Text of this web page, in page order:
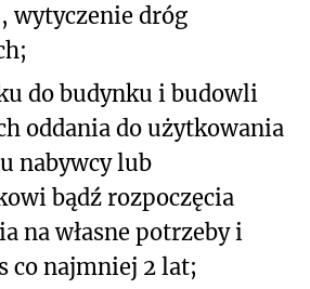
wytyczenie dróg
do budynku i budowli
oddania do użytkowania
nabywcy lub
bądź rozpoczęcia
na własne potrzeby i
co najmniej 2 lat;